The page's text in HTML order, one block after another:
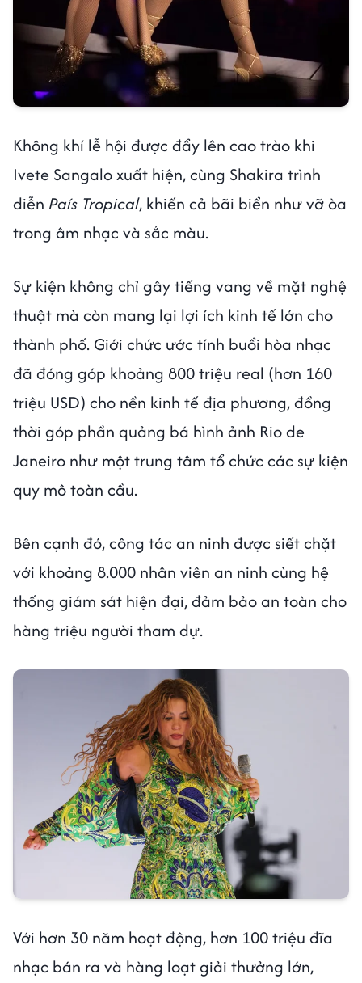
Không khí lễ hội được đẩy lên cao trào khi
Ivete Sangalo xuất hiện, cùng Shakira trình
diễn País Tropical, khiến cả bãi biển như vỡ òa
trong âm nhạc và sắc màu.
Sự kiện không chỉ gây tiếng vang về mặt nghệ
thuật mà còn mang lại lợi ích kinh tế lớn cho
thành phố. Giới chức ước tính buổi hòa nhạc
đã đóng góp khoảng 800 triệu real (hơn 160
triệu USD) cho nền kinh tế địa phương, đồng
thời góp phần quảng bá hình ảnh Rio de
Janeiro như một trung tâm tổ chức các sự kiện
quy mô toàn cầu.
Bên cạnh đó, công tác an ninh được siết chặt
với khoảng 8.000 nhân viên an ninh cùng hệ
thống giám sát hiện đại, đảm bảo an toàn cho
hàng triệu người tham dự.
Với hơn 30 năm hoạt động, hơn 100 triệu đĩa
nhạc bán ra và hàng loạt giải thưởng lớn,